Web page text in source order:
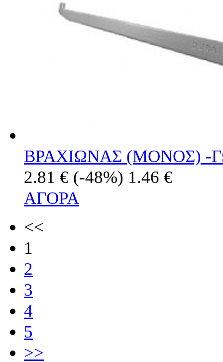
ΒΡΑΧΙΩΝΑΣ (ΜΟΝΟΣ) -
2.81 € (-48%) 1.46 €
ΑΓΟΡΑ
<<
1
2
3
4
5
>>